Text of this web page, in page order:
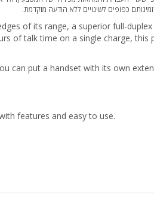
כפופים לשינויים ללא הודעה מוקדמת.
of its range, a superior full-
of talk time on a single charge, this
can put a handset with its own
features and easy to use.